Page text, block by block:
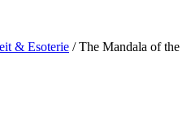
& Esoterie / The Mandala of the